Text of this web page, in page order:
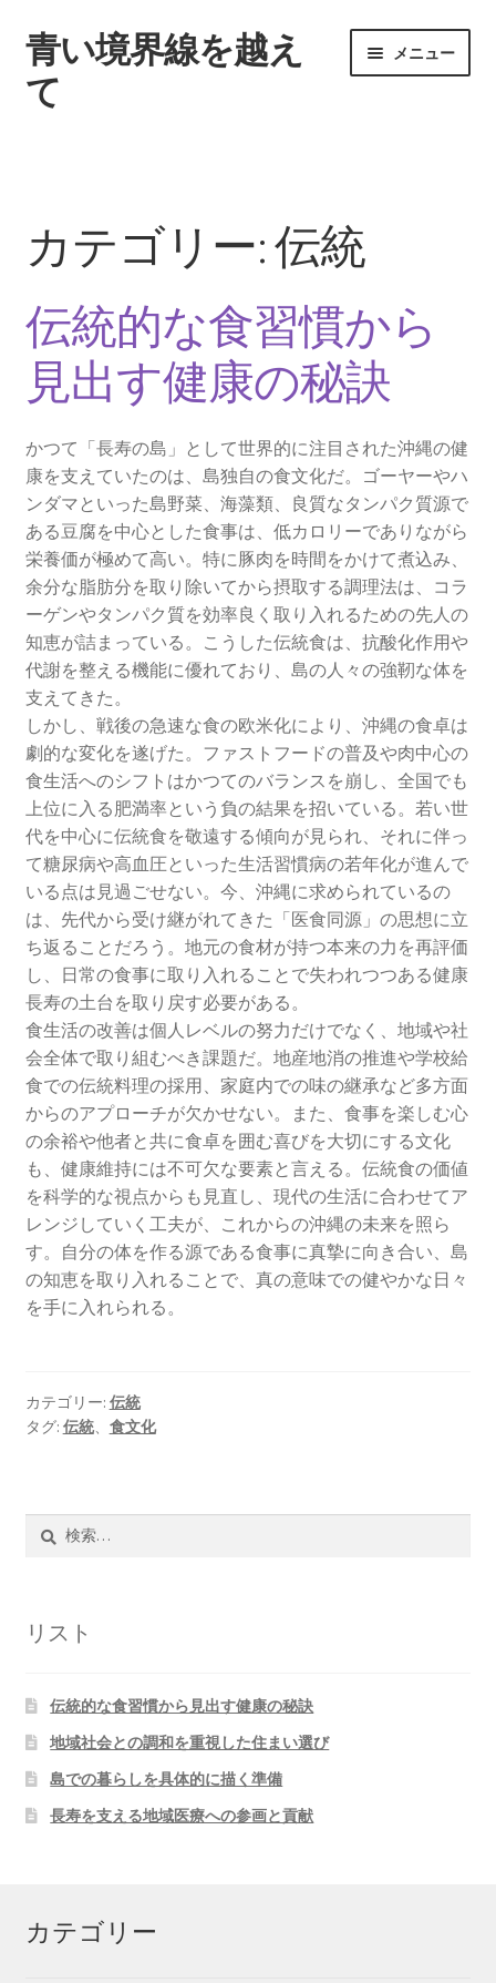
ナ
ビ
ゲ
へ
ス
ッ
プ
コ
ン
テ
キ
ッ
青い境界線を越え
て
メニュー
地域社会との調和を重視した住まい選び
島での暮らしを具体的に描く準備
サイトマップ
カテゴリー:伝統
伝統的な食習慣から
見出す健康の秘訣
かつて「長寿の島」として世界的に注目された沖縄の健
康を支えていたのは、島独自の食文化だ。ゴーヤーやハ
ンダマといった島野菜、海藻類、良質なタンパク質源で
ある豆腐を中心とした食事は、低カロリーでありながら
栄養価が極めて高い。特に豚肉を時間をかけて煮込み、
余分な脂肪分を取り除いてから摂取する調理法は、コラ
ーゲンやタンパク質を効率良く取り入れるための先人の
知恵が詰まっている。こうした伝統食は、抗酸化作用や
代謝を整える機能に優れており、島の人々の強靭な体を
支えてきた。
しかし、戦後の急速な食の欧米化により、沖縄の食卓は
劇的な変化を遂げた。ファストフードの普及や肉中心の
食生活へのシフトはかつてのバランスを崩し、全国でも
上位に入る肥満率という負の結果を招いている。若い世
代を中心に伝統食を敬遠する傾向が見られ、それに伴っ
て糖尿病や高血圧といった生活習慣病の若年化が進んで
いる点は見過ごせない。今、沖縄に求められているの
は、先代から受け継がれてきた「医食同源」の思想に立
ち返ることだろう。地元の食材が持つ本来の力を再評価
し、日常の食事に取り入れることで失われつつある健康
長寿の土台を取り戻す必要がある。
食生活の改善は個人レベルの努力だけでなく、地域や社
会全体で取り組むべき課題だ。地産地消の推進や学校給
食での伝統料理の採用、家庭内での味の継承など多方面
からのアプローチが欠かせない。また、食事を楽しむ心
の余裕や他者と共に食卓を囲む喜びを大切にする文化
も、健康維持には不可欠な要素と言える。伝統食の価値
を科学的な視点からも見直し、現代の生活に合わせてア
レンジしていく工夫が、これからの沖縄の未来を照ら
す。自分の体を作る源である食事に真摯に向き合い、島
の知恵を取り入れることで、真の意味での健やかな日々
を手に入れられる。
カテゴリー: 伝統
タグ: 伝統、 食文化
リスト
伝統的な食習慣から見出す健康の秘訣
地域社会との調和を重視した住まい選び
島での暮らしを具体的に描く準備
長寿を支える地域医療への参画と貢献
カテゴリー